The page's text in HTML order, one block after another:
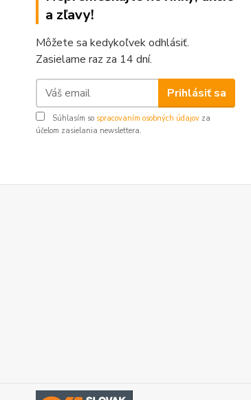
a zľavy!
Môžete sa kedykoľvek odhlásiť.
Zasielame raz za 14 dní.
Prihlásiť sa
Súhlasím so spracovaním osobných údajov za
účelom zasielania newslettera.